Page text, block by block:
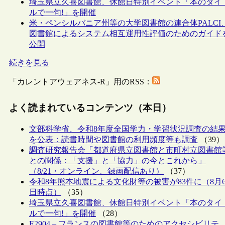
ルで一句!」を開催
米・ペンシルバニア州等の大学図書館の連合体PALCI、
図書館によるシステム相互運用性評価のためのガイド
公開
続きを見る
「カレントアウェアネス-R」用のRSS：
よく読まれているコンテンツ（本日）
文部科学省、令和8年度全国学力・学習状況調査の結
を公表：読書時間や図書館の利用頻度等も調査 （39）
調査研究報告会「都道府県立図書館と市町村立図書館
との関係：「支援」と「協力」の今とこれから」
（8/21・オンライン、録画配信あり）
（37）
令和8年熊本地震による文化財等の被害が83件に（8月
日時点）
（35）
埼玉県立久喜図書館、休館日特別イベント「本のタイ
ルで一句!」を開催 （28）